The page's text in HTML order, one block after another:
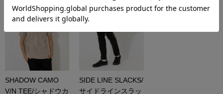
SHADOW CAMO
V/N TEE/シャドウカ
SIDE LINE SLACKS/
サイドラインスラッ